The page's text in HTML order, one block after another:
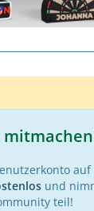
und den
auf
und
teil!